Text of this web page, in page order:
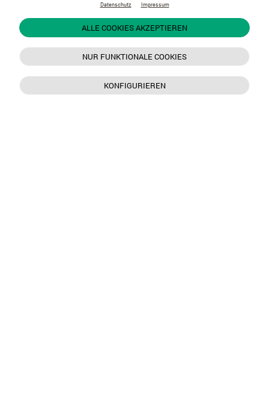
Datenschutz Impressum
ALLE COOKIES AKZEPTIEREN
NUR FUNKTIONALE COOKIES
KONFIGURIEREN